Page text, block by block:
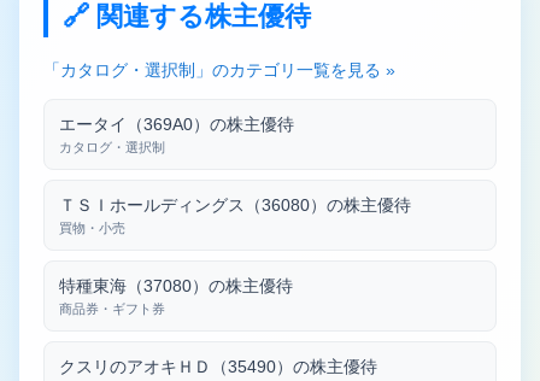
🔗 関連する株主優待
「カタログ・選択制」のカテゴリ一覧を見る »
エータイ（369A0）の株主優待
カタログ・選択制
ＴＳＩホールディングス（36080）の株主優待
買物・小売
特種東海（37080）の株主優待
商品券・ギフト券
クスリのアオキＨＤ（35490）の株主優待